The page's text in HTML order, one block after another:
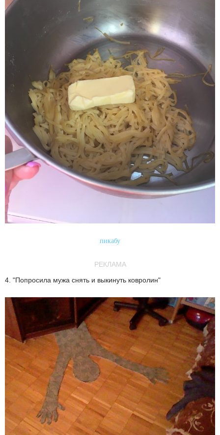
пикабу
РЕКЛАМА
4. "Попросила мужа снять и выкинуть ковролин"